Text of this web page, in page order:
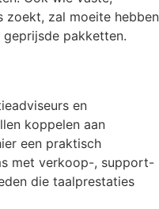
zoekt, zal moeite hebben
pakketten.
en
koppelen aan
een praktisch
met verkoop-, support-
die taalprestaties